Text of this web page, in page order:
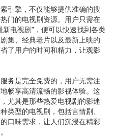
引擎，不仅能够提供准确的搜
门的电视剧资源。用户只需在
电视剧”，便可以快速找到各类
集、经典老片以及最新上映的
了用户的时间和精力，让观影
务是完全免费的，用户无需注
畅享高清流畅的影视体验。这
尤其是那些热爱电视剧的影迷
类型的电视剧，包括言情剧、
口味需求，让人们沉浸在精彩